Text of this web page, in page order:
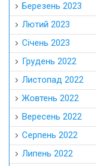
Березень 2023
Лютий 2023
Січень 2023
Грудень 2022
Листопад 2022
Жовтень 2022
Вересень 2022
Серпень 2022
Липень 2022